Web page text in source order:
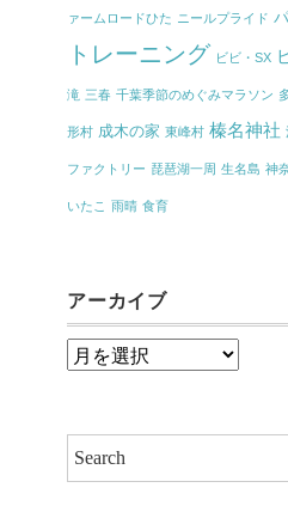
ァームロードひた ニールプライド
トレーニング ビビ・SX
滝 三春 千葉季節のめぐみマラソン
形村 成木の家 東峰村 榛名神社
ファクトリー 琵琶湖一周 生名島 神
いたこ 雨晴 食育
アーカイブ
ア
イ